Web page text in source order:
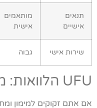
תנאים
אישיים
מותאמים
אישית
שירות אישי גבוה
UFU הלוואות: מימון הוגן ומקצועי